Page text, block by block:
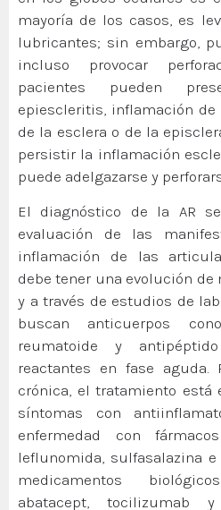
mayoría de los casos, es
lubricantes; sin embargo,
incluso provocar
pacientes pueden
epiescleritis, inflamación de
de la esclera o de la
persistir la inflamación
puede adelgazarse y
El diagnóstico de la AR
evaluación de las
inflamación de las
debe tener una evolución de
y a través de estudios de
buscan anticuerpos
reumatoide y
reactantes en fase aguda.
crónica, el tratamiento está
síntomas con
enfermedad con
leflunomida, sulfasalazina
medicamentos
abatacept, tocilizumab